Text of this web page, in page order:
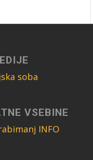
soba
VSEBINE
INFO